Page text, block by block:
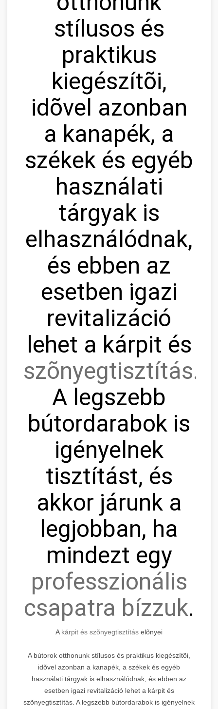
stílusos és
praktikus
kiegészítõi,
idõvel azonban
a kanapék, a
székek és egyéb
használati
tárgyak is
elhasználódnak,
és ebben az
esetben igazi
revitalizáció
lehet a kárpit és
szõnyegtisztítás.
A legszebb
bútordarabok is
igényelnek
tisztítást, és
akkor járunk a
legjobban, ha
mindezt egy
professzionális
csapatra bízzuk.
A kárpit és szõnyegtisztítás elõnyei
A bútorok otthonunk stílusos és praktikus kiegészítõi,
idõvel azonban a kanapék, a székek és egyéb
használati tárgyak is elhasználódnak, és ebben az
esetben igazi revitalizáció lehet a kárpit és
szõnyegtisztítás. A legszebb bútordarabok is igényelnek